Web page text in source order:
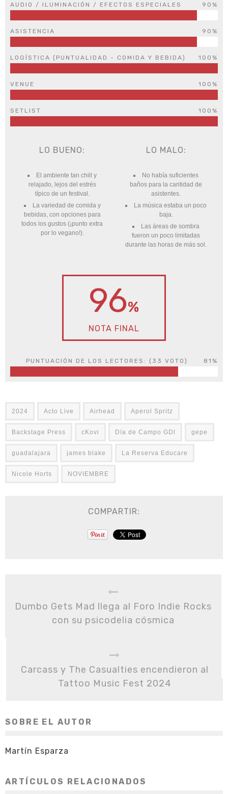
AUDIO / ILUMINACIÓN / EFECTOS ESPECIALES 90%
ASISTENCIA 90%
LOGÍSTICA (PUNTUALIDAD - COMIDA Y BEBIDA) 100%
VENUE 100%
SETLIST 100%
LO BUENO:
El ambiente tan chill y
relajado, lejos del estrés
típico de un festival.
La variedad de comida y
bebidas, con opciones para
todos los gustos (¡punto extra
por lo vegano!).
LO MALO:
No había suficientes
baños para la cantidad de
asistentes.
La música estaba un poco
baja.
Las áreas de sombra
fueron un poco limitadas
durante las horas de más sol.
96%
NOTA FINAL
PUNTUACIÓN DE LOS LECTORES: ( 33 VOTO) 81%
2024 Acto Live Airhead Aperol Spritz
Backstage Press cKovi Dïa de Campo GDl gepe
guadalajara james blake La Reserva Educare
Nicole Horts NOVIEMBRE
COMPARTIR:
Dumbo Gets Mad llega al Foro Indie Rocks
con su psicodelia cósmica
Carcass y The Casualties encendieron al
Tattoo Music Fest 2024
SOBRE EL AUTOR
Martín Esparza
ARTÍCULOS RELACIONADOS